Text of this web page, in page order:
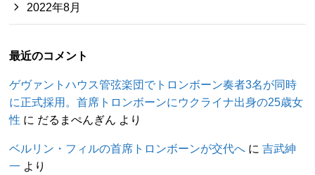
2022年8月
最近のコメント
ゲヴァントハウス管弦楽団でトロンボーン奏者3名が同時
に正式採用。首席トロンボーンにウクライナ出身の25歳女
性 に だるまぺんぎん より
ベルリン・フィルの首席トロンボーンが交代へ に吉武紳
一 より